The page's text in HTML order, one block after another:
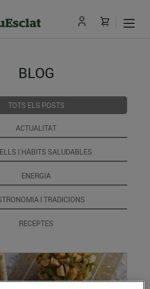
BLOG
TOTS ELS POSTS
ACTUALITAT
I HÀBITS SALUDABLES
ENERGIA
I TRADICIONS
RECEPTES